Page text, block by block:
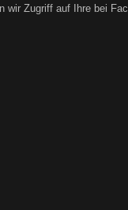
Zugriff auf Ihre bei